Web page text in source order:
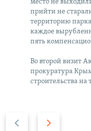
место не
прийти не
территорию
каждое
пять
Во второй визит
прокуратура
строительства на